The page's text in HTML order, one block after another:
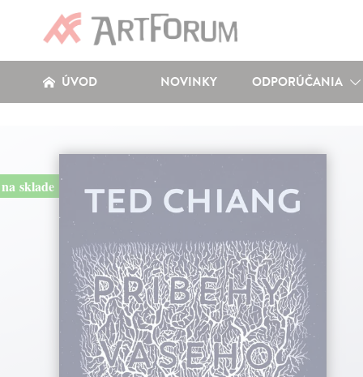
ÚVOD NOVINKY ODPORÚČANIA
na sklade